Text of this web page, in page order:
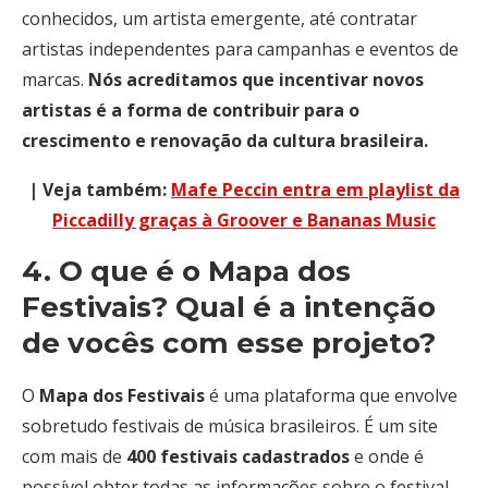
conhecidos, um artista emergente, até contratar
artistas independentes para campanhas e eventos de
marcas. Nós acreditamos que incentivar novos
artistas é a forma de contribuir para o
crescimento e renovação da cultura brasileira.
| Veja também: Mafe Peccin entra em playlist da
Piccadilly graças à Groover e Bananas Music
4. O que é o Mapa dos
Festivais? Qual é a intenção
de vocês com esse projeto?
O Mapa dos Festivaisé uma plataforma que envolve
sobretudo festivais de música brasileiros. É um site
com mais de 400 festivais cadastradose onde é